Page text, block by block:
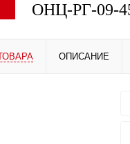
ОНЦ-РГ-09-
ОПИСАНИЕ